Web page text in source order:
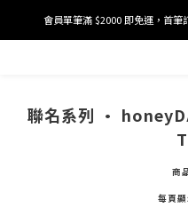
加入/驗證會員並綁定電話
會員單筆滿 $2000 即免運，首筆
加入/驗證會員並綁定電
聯名系列 ·
商
每頁